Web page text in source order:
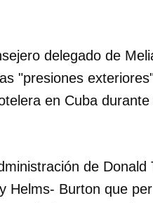
delegado de
"presiones
en Cuba
de Donald
Helms- Burton que